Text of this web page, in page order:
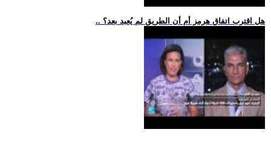
.. هل اقترب اتفاق هرمز أم أن الطريق لم يُعبد بعد؟